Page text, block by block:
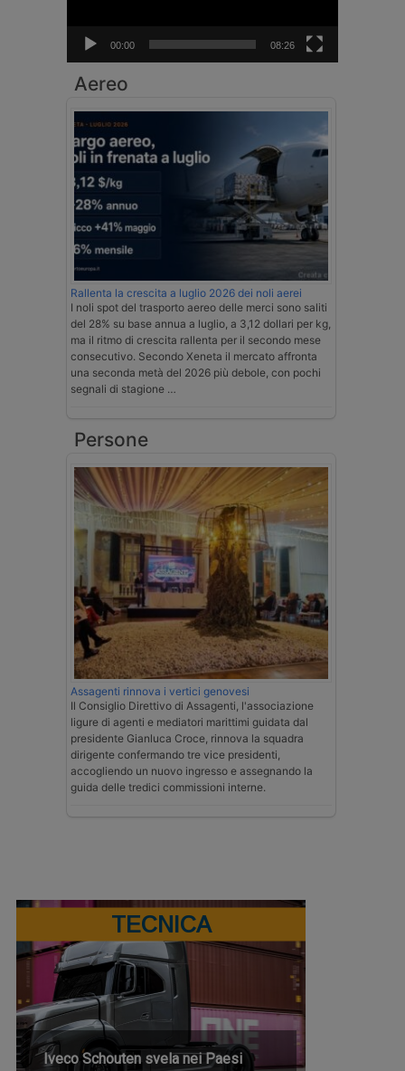
00:00 08:26
Aereo
Rallenta la crescita a luglio 2026 dei noli aerei
I noli spot del trasporto aereo delle merci sono saliti
del 28% su base annua a luglio, a 3,12 dollari per kg,
ma il ritmo di crescita rallenta per il secondo mese
consecutivo. Secondo Xeneta il mercato affronta
una seconda metà del 2026 più debole, con pochi
segnali di stagione …
Persone
Assagenti rinnova i vertici genovesi
Il Consiglio Direttivo di Assagenti, l'associazione
ligure di agenti e mediatori marittimi guidata dal
presidente Gianluca Croce, rinnova la squadra
dirigente confermando tre vice presidenti,
accogliendo un nuovo ingresso e assegnando la
guida delle tredici commissioni interne.
TECNICA
Iveco Schouten svela nei Paesi